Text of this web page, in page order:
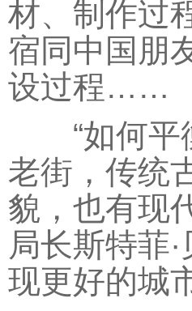
材、制作过
宿同中国朋
设过程……
“如何平衡
老街，传统
貌，也有现
局长斯特菲
现更好的城